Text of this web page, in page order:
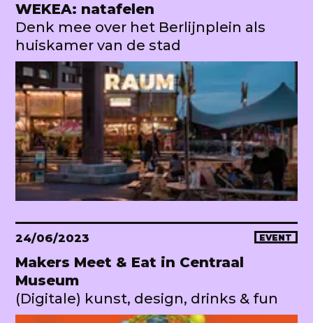
WEKEA: natafelen
Denk mee over het Berlijnplein als
huiskamer van de stad
24/06/2023 EVENT
Makers Meet & Eat in Centraal
Museum
(Digitale) kunst, design, drinks & fun